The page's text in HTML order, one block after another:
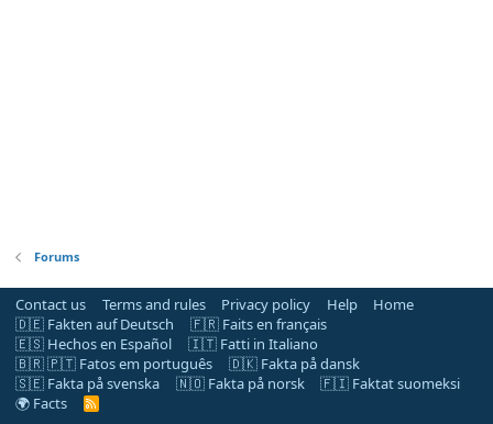
Forums
Contact us Terms and rules Privacy policy Help
Home
🇩🇪 Fakten auf Deutsch
🇫🇷 Faits en français
🇪🇸 Hechos en Español
🇮🇹 Fatti in Italiano
🇧🇷 🇵🇹 Fatos em português
🇩🇰 Fakta på dansk
🇸🇪 Fakta på svenska
🇳🇴 Fakta på norsk
🇫🇮 Faktat suomeksi
🌍 Facts
R